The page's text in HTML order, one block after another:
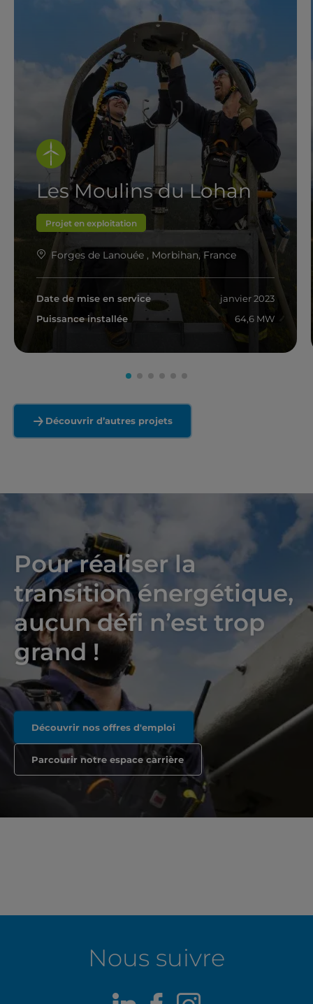
Les Moulins du Lohan
Projet en exploitation
Forges de Lanouée , Morbihan, France
Date de mise en service
janvier 2023
Puissance installée
64,6 MW
En savoir plus
Découvrir d’autres projets
Pour réaliser la
transition énergétique,
aucun défi n’est trop
grand !
Découvrir nos offres d'emploi
Parcourir notre espace carrière
Nous suivre